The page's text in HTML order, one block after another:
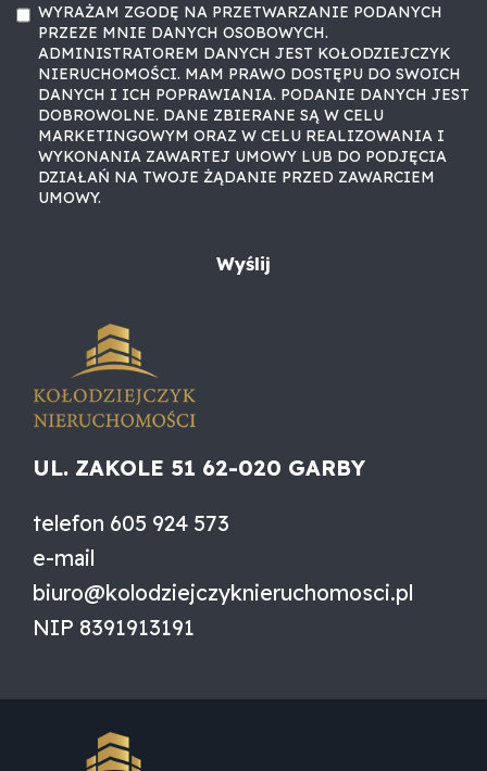
WYRAŻAM ZGODĘ NA PRZETWARZANIE PODANYCH
PRZEZE MNIE DANYCH OSOBOWYCH.
ADMINISTRATOREM DANYCH JEST KOŁODZIEJCZYK
NIERUCHOMOŚCI. MAM PRAWO DOSTĘPU DO SWOICH
DANYCH I ICH POPRAWIANIA. PODANIE DANYCH JEST
DOBROWOLNE. DANE ZBIERANE SĄ W CELU
MARKETINGOWYM ORAZ W CELU REALIZOWANIA I
WYKONANIA ZAWARTEJ UMOWY LUB DO PODJĘCIA
DZIAŁAŃ NA TWOJE ŻĄDANIE PRZED ZAWARCIEM
UMOWY.
UL. ZAKOLE 51 62-020 GARBY
telefon 605 924 573
e-mail
biuro@kolodziejczyknieruchomosci.pl
NIP 8391913191